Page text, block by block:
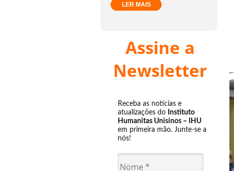
LER MAIS
Assine a
Newsletter
Receba as notícias e
atualizações do Instituto
Humanitas Unisinos – IHU
em primeira mão. Junte-se a
nós!